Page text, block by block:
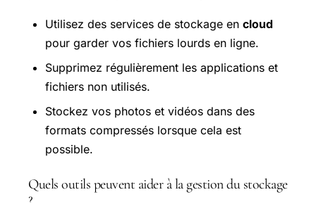
Utilisez des services de stockage en cloud
pour garder vos fichiers lourds en ligne.
Supprimez régulièrement les applications et
fichiers non utilisés.
Stockez vos photos et vidéos dans des
formats compressés lorsque cela est
possible.
Quels outils peuvent aider à la gestion du stockage